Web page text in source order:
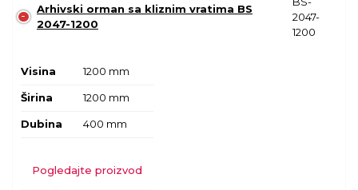
Arhivski orman sa kliznim vratima BS
2047-1200
2047-
1200
Visina 1200 mm
Širina 1200 mm
Dubina 400 mm
Pogledajte proizvod